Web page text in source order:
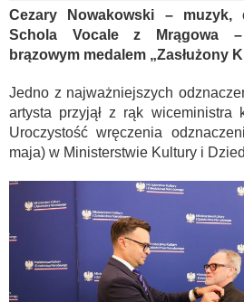
Cezary Nowakowski – muzyk,
Schola Vocale z Mrągowa –
brązowym medalem „Zasłużony
Jedno z najważniejszych
artysta przyjął z rąk wiceministra
Uroczystość wręczenia
maja) w Ministerstwie Kultury i